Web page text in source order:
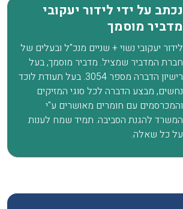
נכתב על ידי לידור יעקובי
מדביר מוסמך
לידור יעקובי נשוי + שניים מנכ"ל ובעלים של
חברת המדביר שמציל. מדביר מוסמך, בעל
רישיון הדברה מספר 3054. בעל תעודת לוכד
נחשים, מבצע הדברה לכל סוגי המזיקים
והמכרסמים עם חומרים מאושרים ע"י
המשרד להגנת הסביבה. תמיד שמח לענות
על כל שאלה.